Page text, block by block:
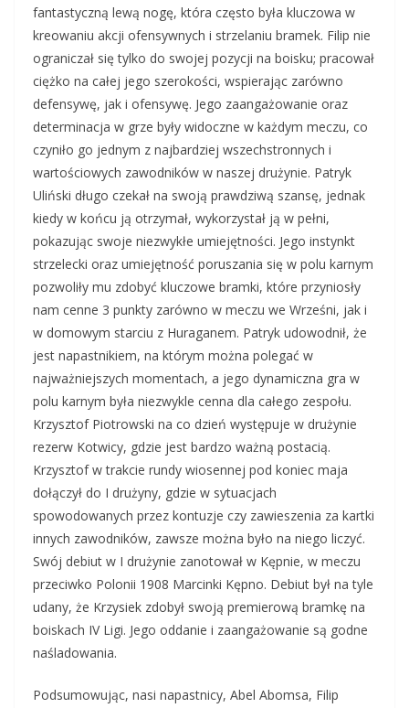
fantastyczną lewą nogę, która często była kluczowa w
kreowaniu akcji ofensywnych i strzelaniu bramek. Filip nie
ograniczał się tylko do swojej pozycji na boisku; pracował
ciężko na całej jego szerokości, wspierając zarówno
defensywę, jak i ofensywę. Jego zaangażowanie oraz
determinacja w grze były widoczne w każdym meczu, co
czyniło go jednym z najbardziej wszechstronnych i
wartościowych zawodników w naszej drużynie. Patryk
Uliński długo czekał na swoją prawdziwą szansę, jednak
kiedy w końcu ją otrzymał, wykorzystał ją w pełni,
pokazując swoje niezwykłe umiejętności. Jego instynkt
strzelecki oraz umiejętność poruszania się w polu karnym
pozwoliły mu zdobyć kluczowe bramki, które przyniosły
nam cenne 3 punkty zarówno w meczu we Wrześni, jak i
w domowym starciu z Huraganem. Patryk udowodnił, że
jest napastnikiem, na którym można polegać w
najważniejszych momentach, a jego dynamiczna gra w
polu karnym była niezwykle cenna dla całego zespołu.
Krzysztof Piotrowski na co dzień występuje w drużynie
rezerw Kotwicy, gdzie jest bardzo ważną postacią.
Krzysztof w trakcie rundy wiosennej pod koniec maja
dołączył do I drużyny, gdzie w sytuacjach
spowodowanych przez kontuzje czy zawieszenia za kartki
innych zawodników, zawsze można było na niego liczyć.
Swój debiut w I drużynie zanotował w Kępnie, w meczu
przeciwko Polonii 1908 Marcinki Kępno. Debiut był na tyle
udany, że Krzysiek zdobył swoją premierową bramkę na
boiskach IV Ligi. Jego oddanie i zaangażowanie są godne
naśladowania.
Podsumowując, nasi napastnicy, Abel Abomsa, Filip